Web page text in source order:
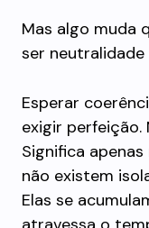
Mas algo muda
ser neutralidade
Esperar
exigir perfeição.
Significa
não existem
Elas se